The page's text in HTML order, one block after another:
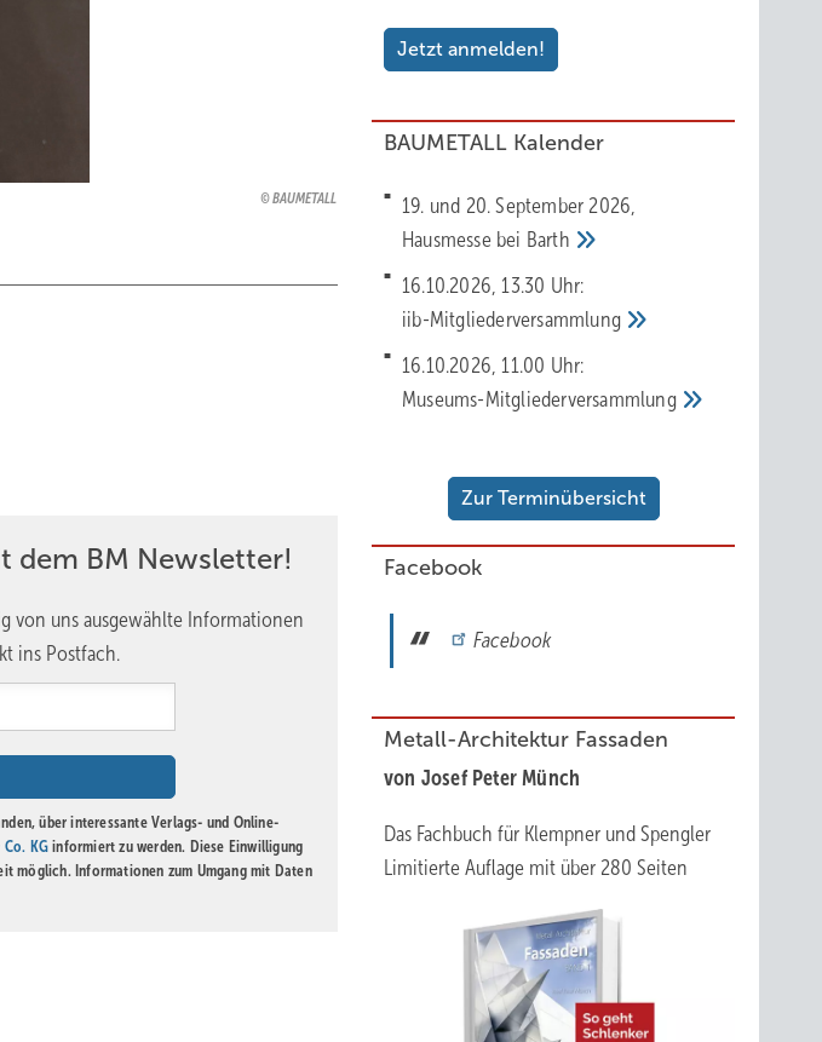
BAUMETALL
dem BM Newsletter!
von uns ausgewählte Informationen
ins Postfach.
über interessante Verlags- und Online-
KG informiert zu werden. Diese Einwilligung
möglich. Informationen zum Umgang mit Daten
Jetzt anmelden!
BAUMETALL Kalender
19. und 20. September 2026,
Hausmesse bei Barth
16.10.2026, 13.30 Uhr:
iib-Mitgliederversammlung
16.10.2026, 11.00 Uhr:
Museums-Mitgliederversammlung
Zur Terminübersicht
Facebook
Facebook
Metall-Architektur Fassaden
von Josef Peter Münch
Das Fachbuch für Klempner und Spengler
Limitierte Auflage mit über 280 Seiten